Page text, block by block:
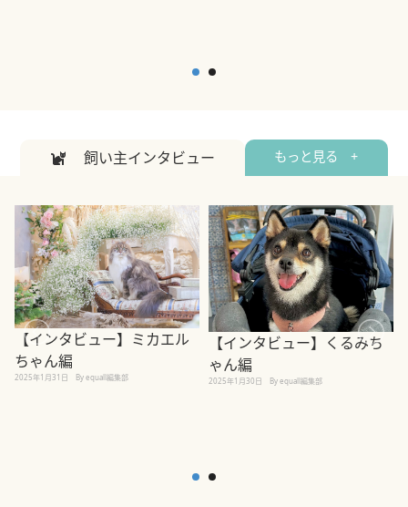
飼い主インタビュー もっと見る +
【インタビュー】ミカエル
ちゃん編
2025年1月31日 By equall編集部
【インタビュー】くるみち
ゃん編
2025年1月30日 By equall編集部